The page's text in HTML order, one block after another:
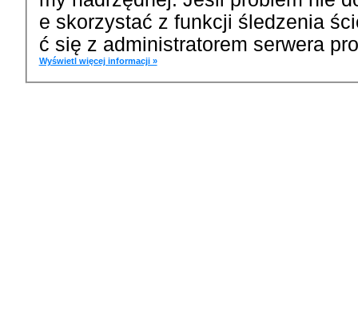
e skorzystać z funkcji śledzenia
ć się z administratorem serwera
Wyświetl więcej informacji »